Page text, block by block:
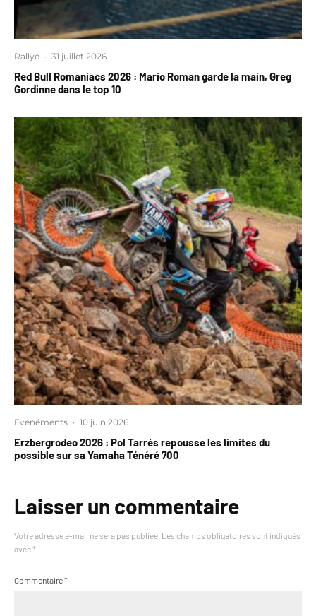
Rallye · 31 juillet 2026
Red Bull Romaniacs 2026 : Mario Roman garde la main, Greg
Gordinne dans le top 10
Evénéments · 10 juin 2026
Erzbergrodeo 2026 : Pol Tarrés repousse les limites du
possible sur sa Yamaha Ténéré 700
Laisser un commentaire
Votre adresse e-mail ne sera pas publiée. Les champs obligatoires sont indiqués
avec *
Commentaire*